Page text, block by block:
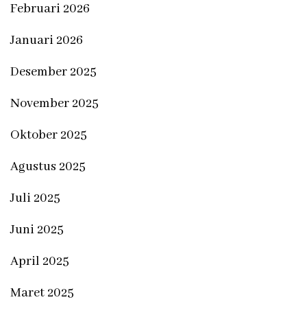
Februari 2026
Januari 2026
Desember 2025
November 2025
Oktober 2025
Agustus 2025
Juli 2025
Juni 2025
April 2025
Maret 2025